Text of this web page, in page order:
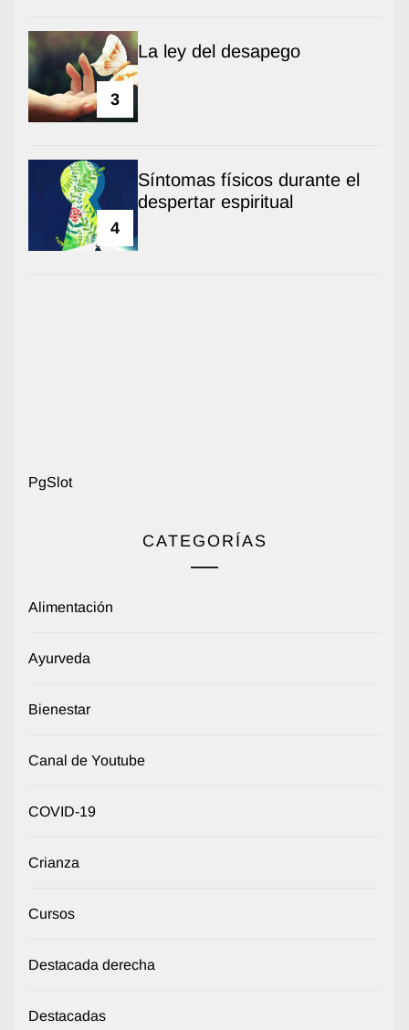
3
La ley del desapego
4
Síntomas físicos durante el
despertar espiritual
PgSlot
CATEGORÍAS
Alimentación
Ayurveda
Bienestar
Canal de Youtube
COVID-19
Crianza
Cursos
Destacada derecha
Destacadas